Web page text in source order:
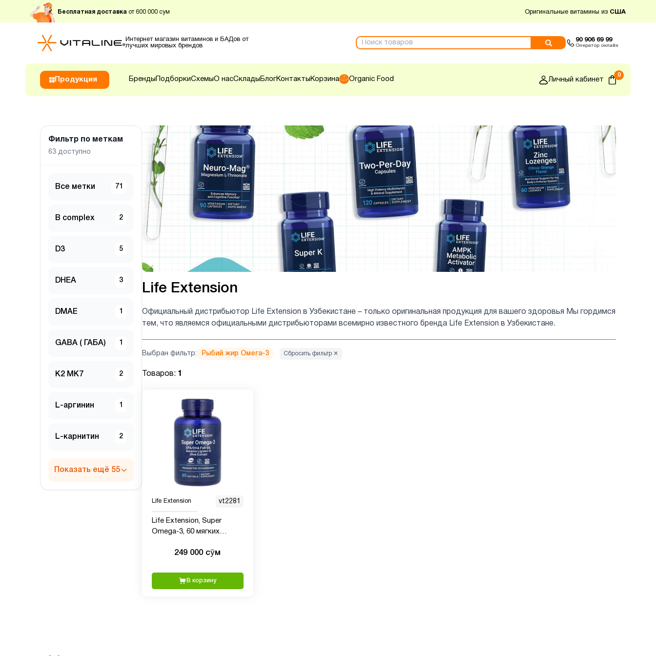
Бесплатная доставка от 600 000 сум Оригинальные витамины из США
Интернет магазин витаминов и БАДов от
лучших мировых брендов
90 906 69 99
Оператор онлайн
Продукция Бренды ПодборкиСхемыО насСклады БлогКонтакты Корзина Organic Food Личный кабинет
0
Фильтр по меткам
63 доступно
Все метки 71
B complex 2
D3 5
DHEA 3
DMAE 1
GABA ( ГАБА) 1
K2 MK7 2
L-аргинин 1
L-карнитин 2
Показать ещё 55
Life Extension
Официальный дистрибьютор Life Extension в Узбекистане – только оригинальная продукция для вашего здоровья Мы гордимся
тем, что являемся официальными дистрибьюторами всемирно известного бренда Life Extension в Узбекистане.
Выбран фильтр: Рыбий жир Омега-3 Сбросить фильтр ✕
Товаров: 1
Life Extension vt2281
Life Extension, Super
Omega-3, 60 мягких
249 000 сӯм
В корзину